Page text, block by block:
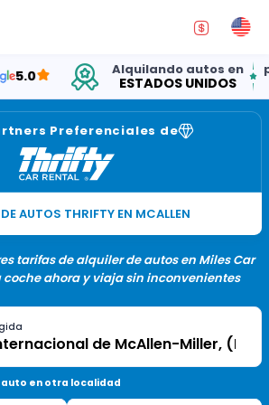
Alquilando autos en
ESTADOS UNIDOS
por
15
Preferenciales de
AUTOS THRIFTY EN MCALLEN
tarifas de alquiler de autos en Miles Car
coche ahora y viaja sin inconvenientes
en otra localidad